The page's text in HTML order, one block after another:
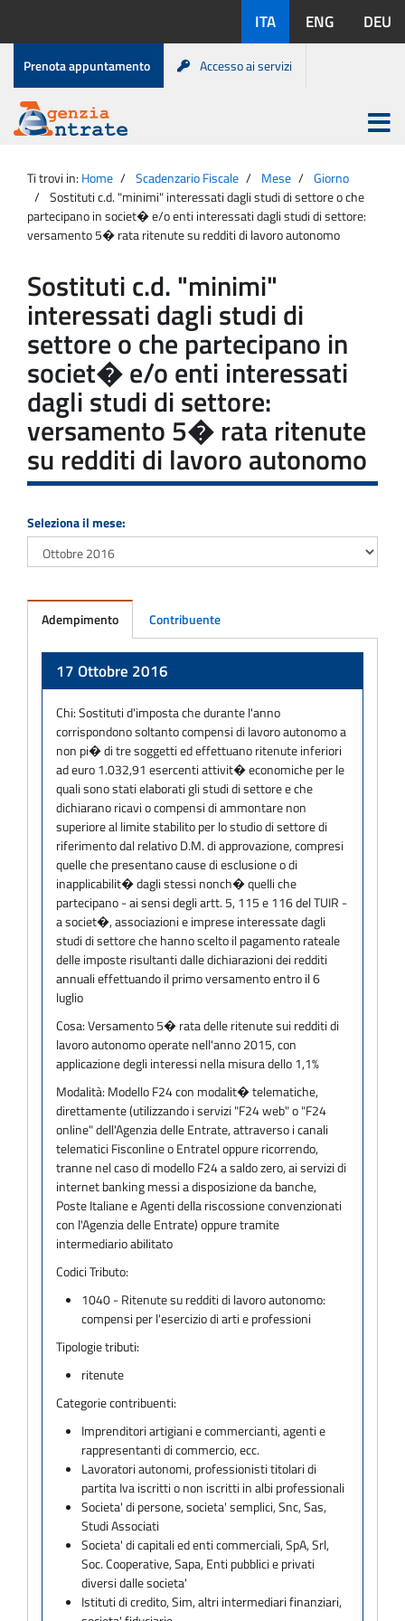
contenuto
disponibili:
ITA ENG DEU
Menu
di
servizio
Prenota appuntamento Accesso ai servizi
Agenzia
Entrate
Apri
menu
principale
Ti trovi in: Home Scadenzario Fiscale Mese
Giorno
Sostituti c.d. "minimi" interessati dagli studi di settore o che
partecipano in societ� e/o enti interessati dagli studi di settore:
versamento 5� rata ritenute su redditi di lavoro autonomo
Sostituti c.d. "minimi"
interessati dagli studi di
settore o che partecipano in
societ� e/o enti interessati
dagli studi di settore:
versamento 5� rata ritenute
su redditi di lavoro autonomo
Seleziona il mese:
Adempimento Contribuente
17 Ottobre 2016
Chi:Sostituti d'imposta che durante l'anno
corrispondono soltanto compensi di lavoro autonomo a
non pi� di tre soggetti ed effettuano ritenute inferiori
ad euro 1.032,91 esercenti attivit� economiche per le
quali sono stati elaborati gli studi di settore e che
dichiarano ricavi o compensi di ammontare non
superiore al limite stabilito per lo studio di settore di
riferimento dal relativo D.M. di approvazione, compresi
quelle che presentano cause di esclusione o di
inapplicabilit� dagli stessi nonch� quelli che
partecipano - ai sensi degli artt. 5, 115 e 116 del TUIR -
a societ�, associazioni e imprese interessate dagli
studi di settore che hanno scelto il pagamento rateale
delle imposte risultanti dalle dichiarazioni dei redditi
annuali effettuando il primo versamento entro il 6
luglio
Cosa:Versamento 5� rata delle ritenute sui redditi di
lavoro autonomo operate nell'anno 2015, con
applicazione degli interessi nella misura dello 1,1%
Modalità: Modello F24 con modalit� telematiche,
direttamente (utilizzando i servizi "F24 web" o "F24
online" dell'Agenzia delle Entrate, attraverso i canali
telematici Fisconline o Entratel oppure ricorrendo,
tranne nel caso di modello F24 a saldo zero, ai servizi di
internet banking messi a disposizione da banche,
Poste Italiane e Agenti della riscossione convenzionati
con l'Agenzia delle Entrate) oppure tramite
intermediario abilitato
Codici Tributo:
1040 - Ritenute su redditi di lavoro autonomo:
compensi per l'esercizio di arti e professioni
Tipologie tributi:
ritenute
Categorie contribuenti:
Imprenditori artigiani e commercianti, agenti e
rappresentanti di commercio, ecc.
Lavoratori autonomi, professionisti titolari di
partita Iva iscritti o non iscritti in albi professionali
Societa' di persone, societa' semplici, Snc, Sas,
Studi Associati
Societa' di capitali ed enti commerciali, SpA, Srl,
Soc. Cooperative, Sapa, Enti pubblici e privati
diversi dalle societa'
Istituti di credito, Sim, altri intermediari finanziari,